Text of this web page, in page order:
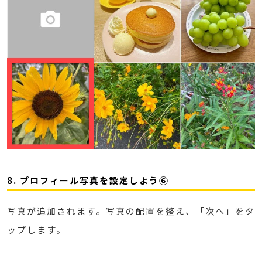
8. プロフィール写真を設定しよう⑥
写真が追加されます。写真の配置を整え、「次へ」をタ
ップします。